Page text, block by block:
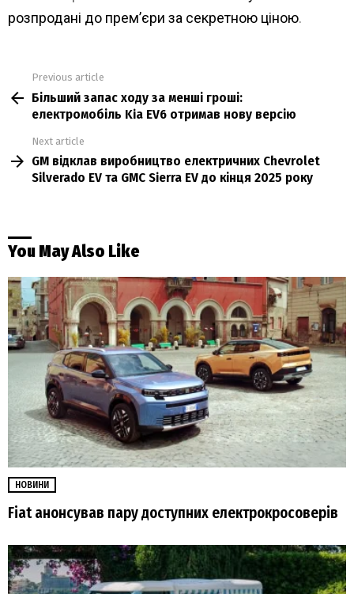
розпродані до прем’єри за секретною ціною.
more
Previous article
Більший запас ходу за менші гроші:
електромобіль Kia EV6 отримав нову версію
Next article
GM відклав виробництво електричних Chevrolet
Silverado EV та GMC Sierra EV до кінця 2025 року
You May Also Like
НОВИНИ
Fiat анонсував пару доступних електрокросоверів